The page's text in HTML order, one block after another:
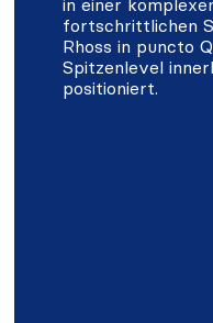
in einer
fortschrittlichen
Rhoss in puncto
Spitzenlevel
positioniert.